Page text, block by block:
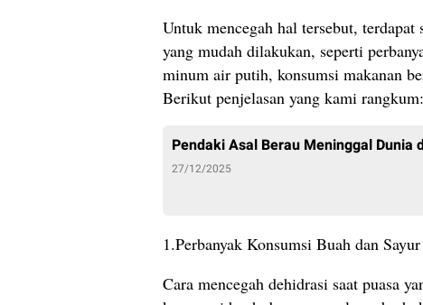
Untuk mencegah hal tersebut,
yang mudah dilakukan, seperti
minum air putih, konsumsi makanan
Berikut penjelasan yang kami rangkum:
Pendaki Asal Berau Meninggal Dunia
27/12/2025
1.Perbanyak Konsumsi Buah dan Sayur
Cara mencegah dehidrasi saat puasa